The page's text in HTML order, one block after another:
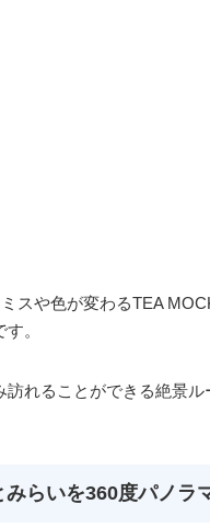
スや色が変わるTEA
。
訪れることができる絶景
らいを360度パノラ